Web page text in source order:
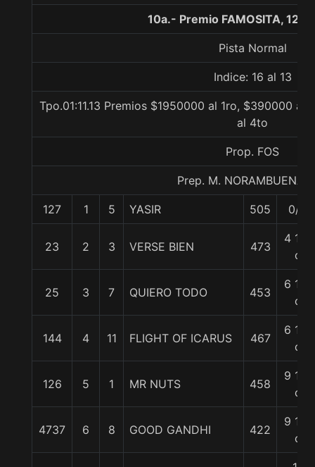
10a.- Premio FAMOSITA,
Pista Normal
Indice: 16 al 13
Tpo.01:11.13 Premios $1950000 al 1ro, $390000
al 4to
Prop. FOS
Prep. M. NORAMBUENA
127 1 5 YASIR 505 0/0
23 2 3 VERSE BIEN 473
4 1/4
c
25 3 7 QUIERO TODO 453
6 1/4
c
144 4 11 FLIGHT OF ICARUS 467
6 1/2
c
126 5 1 MR NUTS 458
9 1/4
c
4737 6 8 GOOD GANDHI 422
9 1/2
c